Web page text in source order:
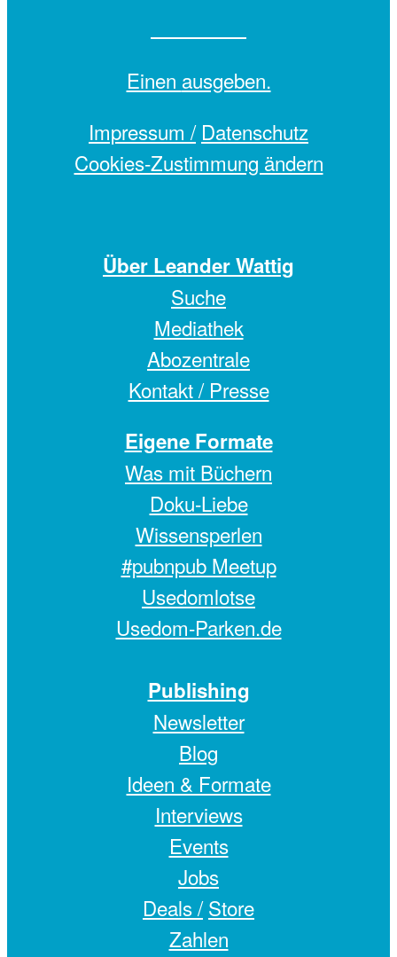
Einen ausgeben.
Impressum / Datenschutz
Cookies-Zustimmung ändern
Über Leander Wattig
Suche
Mediathek
Abozentrale
Kontakt / Presse
Eigene Formate
Was mit Büchern
Doku-Liebe
Wissensperlen
#pubnpub Meetup
Usedomlotse
Usedom-Parken.de
Publishing
Newsletter
Blog
Ideen & Formate
Interviews
Events
Jobs
Deals / Store
Zahlen